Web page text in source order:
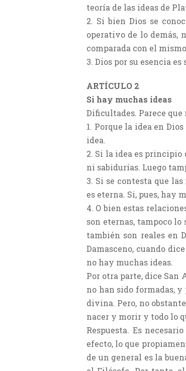
teoría de las ideas de
2. Si bien Dios se
operativo de lo demás,
comparada con el
3. Dios por su esencia
ARTÍCULO 2
Si hay muchas ideas
Dificultades. Parece que
1. Porque la idea en
idea.
2. Si la idea es
ni sabidurías. Luego
3. Si se contesta que
es eterna. Si, pues, hay
4. O bien estas
son eternas, tampoco
también son reales en
Damasceno, cuando
no hay muchas ideas.
Por otra parte, dice San
no han sido formadas,
divina. Pero, no
nacer y morir y todo lo
Respuesta. Es
efecto, lo que
de un general es la